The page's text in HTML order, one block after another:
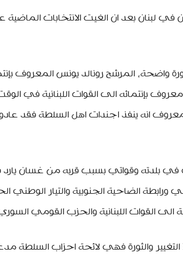
في لبنان بعد ان الغيت الانتخابات الماضية
واضحة، المرشح رونالد يونس المعروف
بإنتمائه الى القوات اللبنانية في
انه ينفذ اجندات اهل السلطة فقد عادوا
في بلدته وقواتي بسبب قربه من غسان
الضاحية الجنوبية والتيار الوطني
القوات اللبنانية والحزب القومي
والثورة فهي لائحة احزاب السلطة